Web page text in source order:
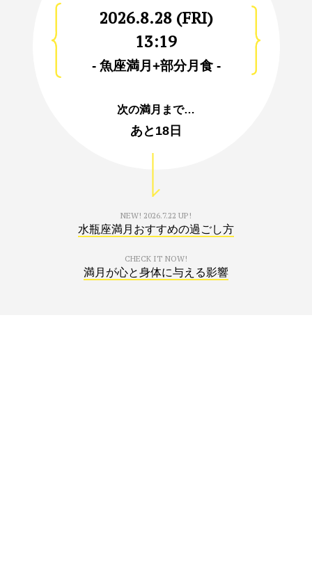
2026.8.28 (FRI)
13:19
- 魚座満月+部分月食 -
次の満月まで…
あと 18日
NEW! 2026.7.22 UP!
水瓶座満月おすすめの過ごし方
CHECK IT NOW!
満月が心と身体に与える影響